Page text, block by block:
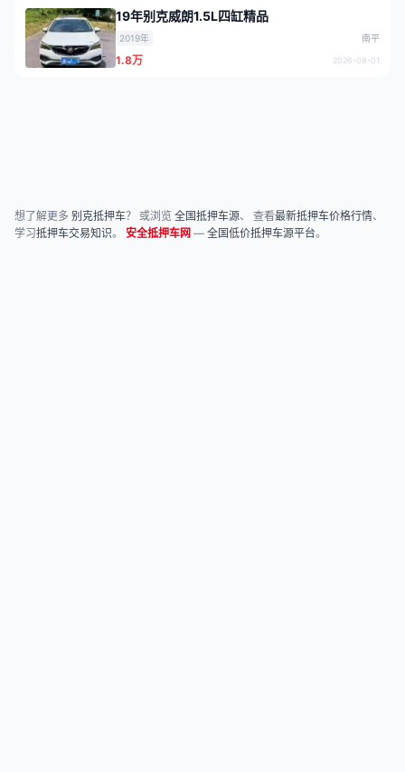
19年别克威朗1.5L四缸精品
2019年 南平
1.8万 2026-08-01
想了解更多 别克抵押车？ 或浏览 全国抵押车源、 查看最新抵押车价格行情、
学习抵押车交易知识。 安全抵押车网 — 全国低价抵押车源平台。